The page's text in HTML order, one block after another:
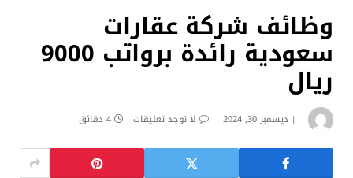
وظائف شركة عقارات
سعودية رائدة برواتب 9000
ريال
ديسمبر 30, 2024 لا توجد تعليقات 4 دقائق